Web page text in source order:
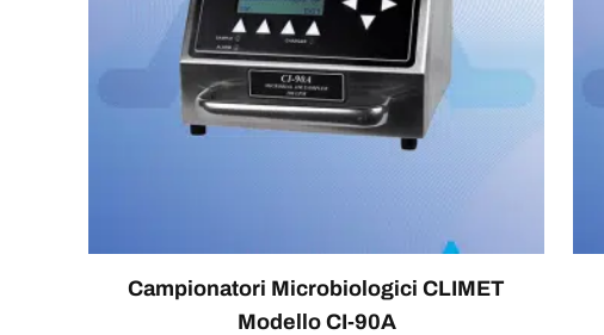
Campionatori Microbiologici CLIMET
Modello CI-90A